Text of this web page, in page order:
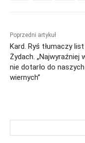
Poprzedni artykuł
Kard. Ryś tłumaczy list
Żydach. „Najwyraźniej
nie dotarło do naszych
wiernych”